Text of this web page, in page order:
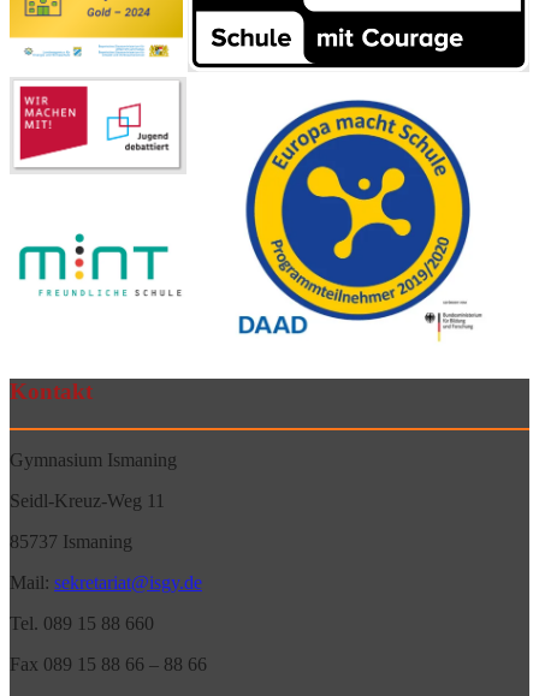
Kontakt
Gymnasium Ismaning
Seidl-Kreuz-Weg 11
85737 Ismaning
Mail: sekretariat@isgy.de
Tel. 089 15 88 660
Fax 089 15 88 66 – 88 66